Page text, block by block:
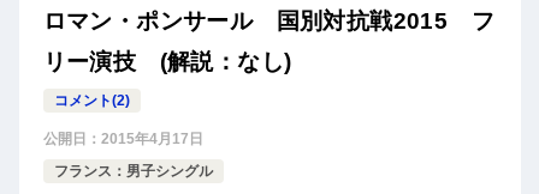
ロマン・ポンサール 国別対抗戦2015 フ
リー演技 (解説：なし)
コメント(2)
公開日： 2015年4月17日
フランス：男子シングル